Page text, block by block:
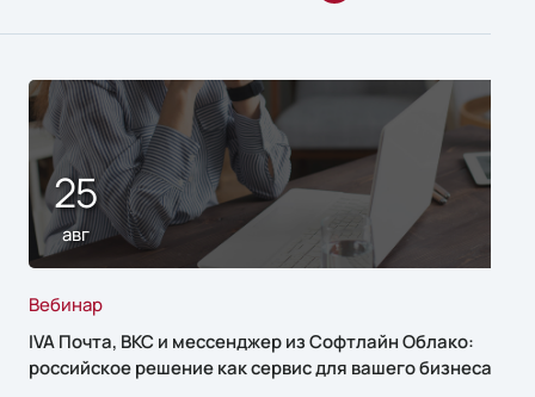
25
авг
Вебинар
IVA Почта, ВКС и мессенджер из Софтлайн Облако:
российское решение как сервис для вашего бизнеса